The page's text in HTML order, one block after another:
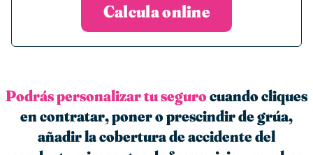
Calcula online
Podrás personalizar tu segurocuando cliques
en contratar, poner o prescindir de grúa,
añadir la cobertura de accidente del